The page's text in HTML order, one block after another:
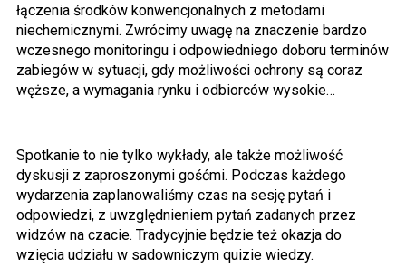
łączenia środków konwencjonalnych z metodami
niechemicznymi. Zwrócimy uwagę na znaczenie bardzo
wczesnego monitoringu i odpowiedniego doboru terminów
zabiegów w sytuacji, gdy możliwości ochrony są coraz
węższe, a wymagania rynku i odbiorców wysokie…
Spotkanie to nie tylko wykłady, ale także możliwość
dyskusji z zaproszonymi gośćmi. Podczas każdego
wydarzenia zaplanowaliśmy czas na sesję pytań i
odpowiedzi, z uwzględnieniem pytań zadanych przez
widzów na czacie. Tradycyjnie będzie też okazja do
wzięcia udziału w sadowniczym quizie wiedzy.